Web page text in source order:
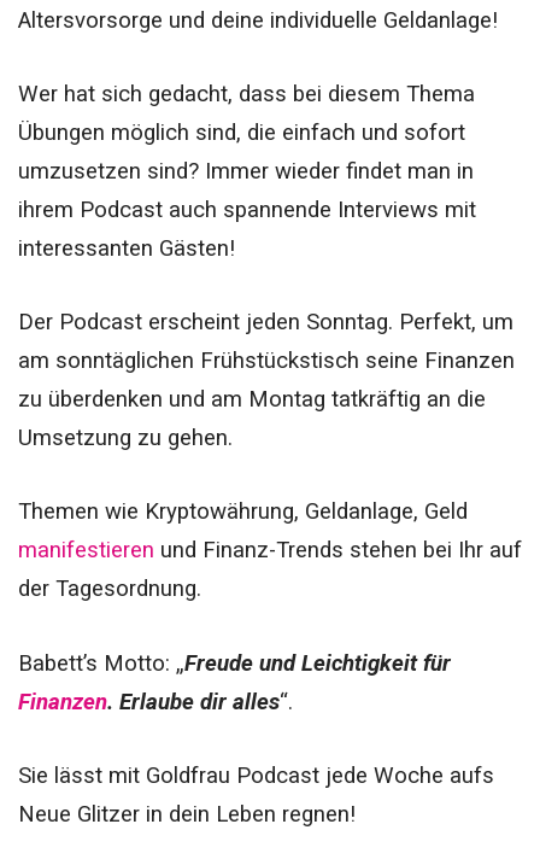
Altersvorsorge und deine individuelle Geldanlage!
Wer hat sich gedacht, dass bei diesem Thema
Übungen möglich sind, die einfach und sofort
umzusetzen sind? Immer wieder findet man in
ihrem Podcast auch spannende Interviews mit
interessanten Gästen!
Der Podcast erscheint jeden Sonntag. Perfekt, um
am sonntäglichen Frühstückstisch seine Finanzen
zu überdenken und am Montag tatkräftig an die
Umsetzung zu gehen.
Themen wie Kryptowährung, Geldanlage, Geld
manifestieren und Finanz-Trends stehen bei Ihr auf
der Tagesordnung.
Babett’s Motto: „Freude und Leichtigkeit für
Finanzen. Erlaube dir alles“.
Sie lässt mit Goldfrau Podcast jede Woche aufs
Neue Glitzer in dein Leben regnen!